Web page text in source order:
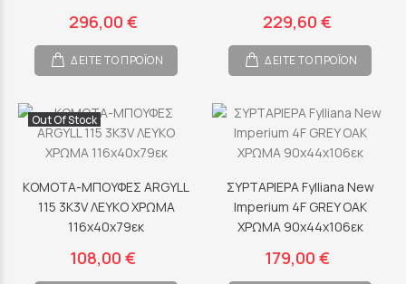
296,00 €
ΔΕΙΤΕ ΤΟ ΠΡΟΪΟΝ
229,60 €
ΔΕΙΤΕ ΤΟ ΠΡΟΪΟΝ
Out Of Stock
ΚΟΜΟΤΑ-ΜΠΟΥΦΕΣ ARGYLL
115 3K3V ΛΕΥΚΟ ΧΡΩΜΑ
116x40x79εκ
108,00 €
ΣΥΡΤΑΡΙΕΡΑ Fylliana New
Imperium 4F GREY OAK
ΧΡΩΜΑ 90x44x106εκ
179,00 €